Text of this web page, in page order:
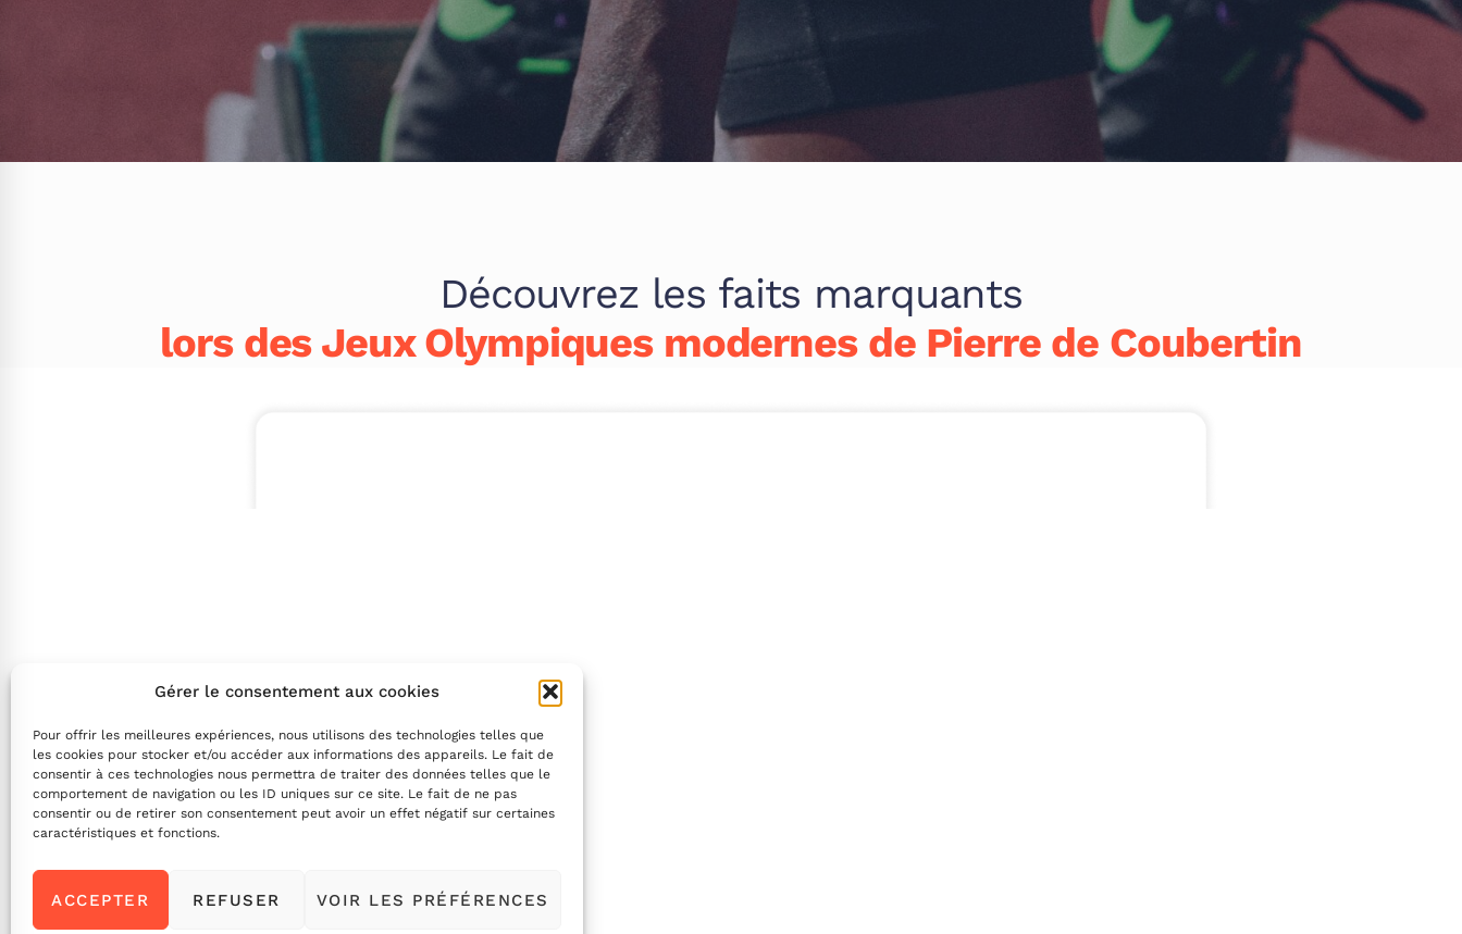
Gérer le consentement aux cookies
Pour offrir les meilleures expériences, nous utilisons des technologies telles que
les cookies pour stocker et/ou accéder aux informations des appareils. Le fait de
consentir à ces technologies nous permettra de traiter des données telles que le
comportement de navigation ou les ID uniques sur ce site. Le fait de ne pas
consentir ou de retirer son consentement peut avoir un effet négatif sur certaines
caractéristiques et fonctions.
ACCEPTER REFUSER VOIR LES PRÉFÉRENCES
Découvrez les faits marquants
lors des Jeux Olympiques modernes de Pierre de Coubertin